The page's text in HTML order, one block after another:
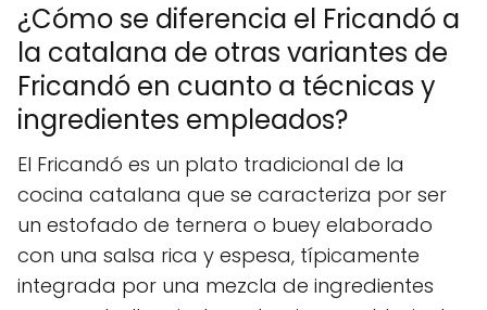
¿Cómo se diferencia el Fricandó a
la catalana de otras variantes de
Fricandó en cuanto a técnicas y
ingredientes empleados?
El Fricandó es un plato tradicional de la
cocina catalana que se caracteriza por ser
un estofado de ternera o buey elaborado
con una salsa rica y espesa, típicamente
integrada por una mezcla de ingredientes